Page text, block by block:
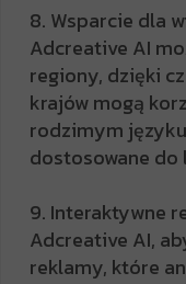
8. Wsparcie dla
Adcreative AI
regiony, dzięki
krajów mogą
rodzimym
dostosowane
9. Interaktywne
Adcreative AI,
reklamy, które